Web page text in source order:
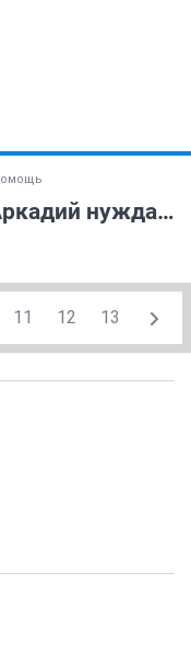
Инвалид первой группы Аркадий нуждается в финансовой помощи!
11 12 13